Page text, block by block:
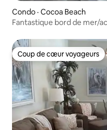
Condo · Cocoa Beach
Fantastique bord de mer/
Coup de cœur voyageurs
Coup de cœur voyageurs